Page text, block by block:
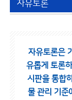
자유토론
자유토론은
유롭게 토론
시판을 통합
물 관리 기준